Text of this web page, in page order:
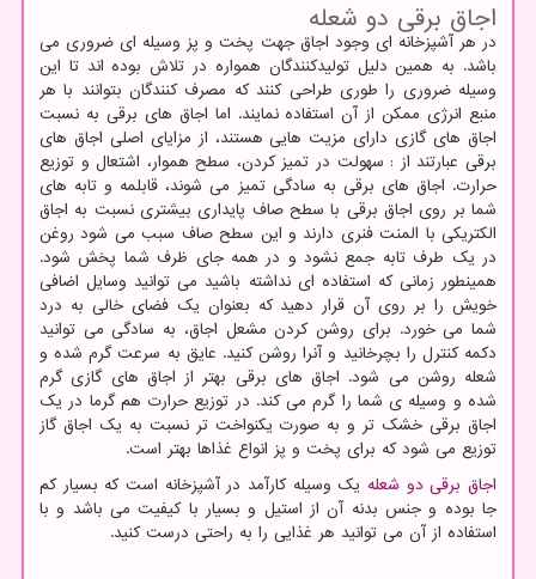
اجاق برقی دو شعله
در هر آشپزخانه ای وجود اجاق جهت پخت و پز وسیله ای ضروری می
باشد. به همین دلیل تولیدکنندگان همواره در تلاش بوده اند تا این
وسیله ضروری را طوری طراحی کنند که مصرف کنندگان بتوانند با هر
منبع انرژی ممکن از آن استفاده نمایند. اما اجاق های برقی به نسبت
اجاق های گازی دارای مزیت هایی هستند، از مزایای اصلی اجاق های
برقی عبارتند از : سهولت در تمیز کردن، سطح هموار، اشتعال و توزیع
حرارت. اجاق های برقی به سادگی تمیز می شوند، قابلمه و تابه های
شما بر روی اجاق برقی با سطح صاف پایداری بیشتری نسبت به اجاق
الکتریکی با المنت فنری دارند و این سطح صاف سبب می شود روغن
در یک طرف تابه جمع نشود و در همه جای ظرف شما پخش شود.
همینطور زمانی که استفاده ای نداشته باشید می توانید وسایل اضافی
خویش را بر روی آن قرار دهید که بعنوان یک فضای خالی به درد
شما می خورد. برای روشن کردن مشعل اجاق، به سادگی می توانید
دکمه کنترل را بچرخانید و آنرا روشن کنید. عایق به سرعت گرم شده و
شعله روشن می شود. اجاق های برقی بهتر از اجاق های گازی گرم
شده و وسیله ی شما را گرم می کند. در توزیع حرارت هم گرما در یک
اجاق برقی خشک تر و به صورت یکنواخت تر نسبت به یک اجاق گاز
توزیع می شود که برای پخت و پز انواع غذاها بهتر است.
اجاق برقی دو شعله یک وسیله کارآمد در آشپزخانه است که بسیار کم
جا بوده و جنس بدنه آن از استیل و بسیار با کیفیت می باشد و با
استفاده از آن می توانید هر غذایی را به راحتی درست کنید.